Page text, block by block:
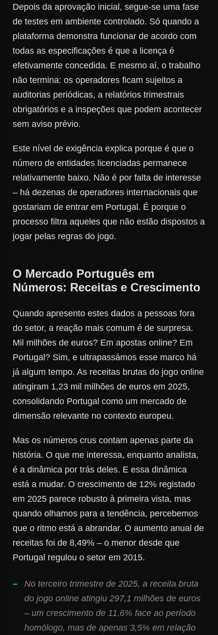
Depois da aprovação inicial, segue-se uma fase
de testes em ambiente controlado. Só quando a
plataforma demonstra funcionar de acordo com
todas as especificações é que a licença é
efetivamente concedida. E mesmo aí, o trabalho
não termina: os operadores ficam sujeitos a
auditorias periódicas, a relatórios trimestrais
obrigatórios e a inspeções que podem acontecer
sem aviso prévio.
Este nível de exigência explica porque é que o
número de entidades licenciadas permanece
relativamente baixo. Não é por falta de interesse
– há dezenas de operadores internacionais que
gostariam de entrar em Portugal. É porque o
processo filtra aqueles que não estão dispostos a
jogar pelas regras do jogo.
O Mercado Português em
Números: Receitas e Crescimento
Quando apresento estes dados a pessoas fora
do setor, a reação mais comum é de surpresa.
Mil milhões de euros? Em apostas online? Em
Portugal? Sim, e ultrapassámos esse marco há
já algum tempo. As receitas brutas do jogo online
atingiram 1,23 mil milhões de euros em 2025,
consolidando Portugal como um mercado de
dimensão relevante no contexto europeu.
Mas os números crus contam apenas parte da
história. O que me interessa, enquanto analista,
é a dinâmica por trás deles. E essa dinâmica
está a mudar. O crescimento de 12% registado
em 2025 parece robusto à primeira vista, mas
quando olhamos para a tendência, percebemos
que o ritmo está a abrandar. O aumento anual de
receitas foi de 8,49% – o menor desde que
Portugal regulou o setor em 2015.
No terceiro trimestre de 2025, a receita bruta
do jogo online atingiu 297,1 milhões de euros
– um crescimento de 11,6% face ao período
homólogo, mas de apenas 3,5% em relação